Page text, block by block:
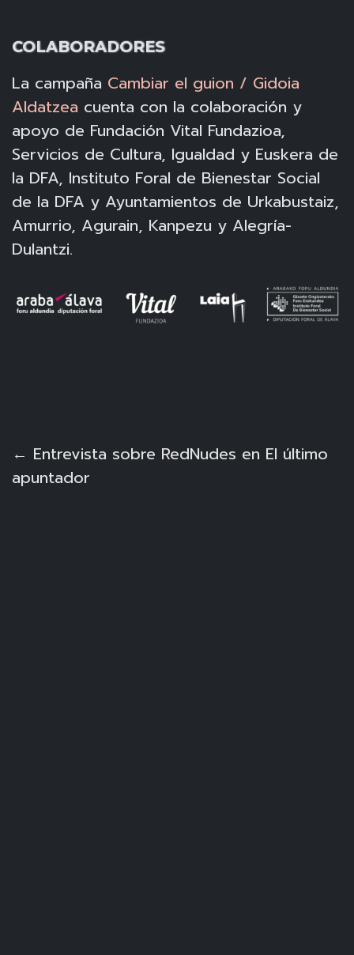
COLABORADORES
La campaña Cambiar el guion / Gidoia
Aldatzea cuenta con la colaboración y
apoyo de Fundación Vital Fundazioa,
Servicios de Cultura, Igualdad y Euskera de
la DFA, Instituto Foral de Bienestar Social
de la DFA y Ayuntamientos de Urkabustaiz,
Amurrio, Agurain, Kanpezu y Alegría-
Dulantzi.
← Entrevista sobre RedNudes en El último
apuntador